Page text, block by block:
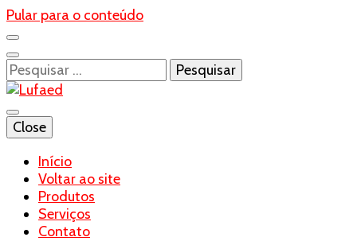
Pular para o conteúdo
Pesquisar
por:
Lufaed
Blog- Lufaed
Close
Início
Voltar ao site
Produtos
Serviços
Contato